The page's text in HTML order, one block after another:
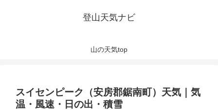
登山天気ナビ
山の天気top
スイセンピーク（安房郡鋸南町）天気｜気
温・風速・日の出・積雪